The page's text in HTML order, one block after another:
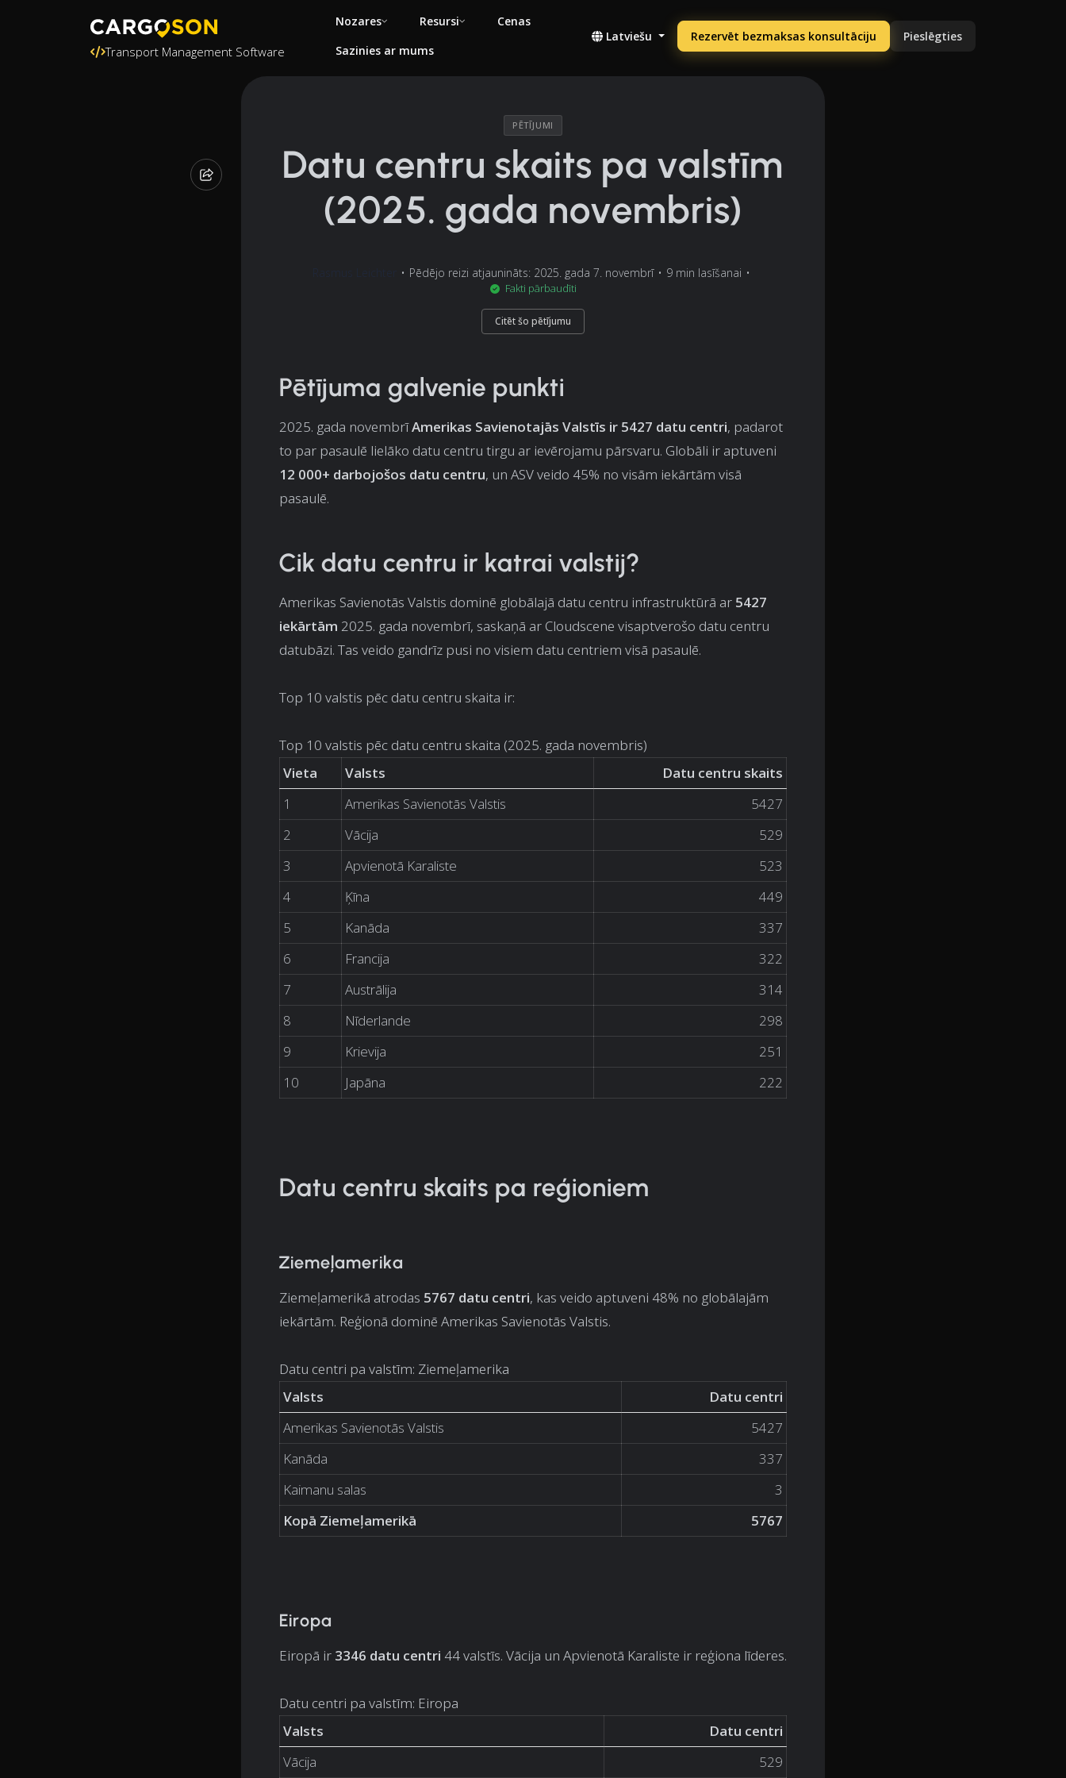
Transport Management Software
Nozares Resursi
Cenas
Sazinies ar mums
Latviešu Rezervēt bezmaksas konsultāciju Pieslēgties
PĒTĪJUMI
Datu centru skaits pa valstīm
(2025. gada novembris)
• Pēdējo reizi atjaunināts: 2025. gada 7. novembrī • 9 min lasīšanai •
Fakti pārbaudīti
Citēt šo pētījumu
Pētījuma galvenie punkti
2025. gada novembrīAmerikas Savienotajās Valstīs ir 5427 datu centri, padarot
to par pasaulē lielāko datu centru tirgu ar ievērojamu pārsvaru. Globāli ir aptuveni
12 000+ darbojošos datu centru, un ASV veido 45% no visām iekārtām visā
pasaulē.
Cik datu centru ir katrai valstij?
Amerikas Savienotās Valstis dominē globālajā datu centru infrastruktūrā ar 5427
iekārtām 2025. gada novembrī, saskaņā ar Cloudscene visaptverošo datu centru
datubāzi. Tas veido gandrīz pusi no visiem datu centriem visā pasaulē.
Top 10 valstis pēc datu centru skaita ir:
Top 10 valstis pēc datu centru skaita (2025. gada novembris)
Vieta
Valsts
Datu centru skaits
1
Amerikas Savienotās Valstis
5427
2
Vācija
529
3
Apvienotā Karaliste
523
4
Ķīna
449
5
Kanāda
337
6
Francija
322
7
Austrālija
314
8
Nīderlande
298
9
Krievija
251
10
Japāna 222
Datu centru skaits pa reģioniem
Ziemeļamerika
Ziemeļamerikā atrodas 5767 datu centri, kas veido aptuveni 48% no globālajām
iekārtām. Reģionā dominē Amerikas Savienotās Valstis.
Datu centri pa valstīm: Ziemeļamerika
Valsts
Datu centri
Amerikas Savienotās Valstis
5427
Kanāda
337
Kaimanu salas
3
Kopā Ziemeļamerikā
5767
Eiropa
Eiropā ir 3346 datu centri 44 valstīs. Vācija un Apvienotā Karaliste ir reģiona līderes.
Datu centri pa valstīm: Eiropa
Valsts
Datu centri
Vācija
529